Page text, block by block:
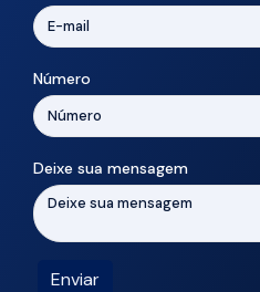
Número
Deixe sua mensagem